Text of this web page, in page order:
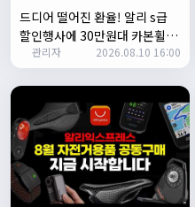
설연휴인데 날씨가..ㅠㅠ
1/
꼬유10:07:01
명절 행복하게 보내세요~ !!
1/
2chun09:38:46
명절 잘 보내세요~!
명신이12:33:45
명절 잘보내세요~
2/
드디어 떨어진 환율! 알리 s급
할인행사에 30만원대 카본휠, 1
만원대 전조등과 심박계 등 자전
거 용품 20여가지 공동구매.
N
관리자 2026.08.10 16:00